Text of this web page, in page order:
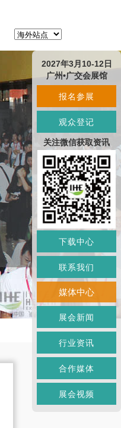
2027年3月10-12日
广州•广交会展馆
报名参展
观众登记
关注微信获取资讯
下载中心
联系我们
媒体中心
展会新闻
行业资讯
合作媒体
展会视频